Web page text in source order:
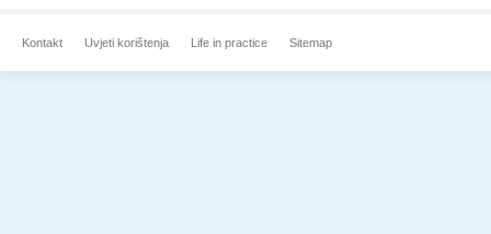
Kontakt Uvjeti korištenja Life in practice Sitemap